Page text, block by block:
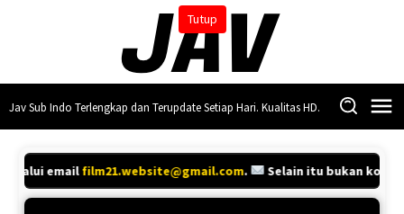
Tutup
Jav Sub Indo Terlengkap dan Terupdate Setiap Hari. Kualitas HD.
emailfilm21.website@gmail.com. Selain itu bukan